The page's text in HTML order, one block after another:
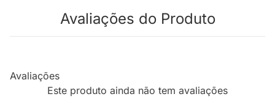
Avaliações do Produto
Avaliações
Este produto ainda não tem avaliações